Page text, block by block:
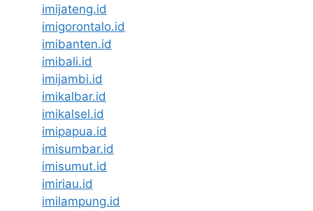
imijateng.id
imigorontalo.id
imibanten.id
imibali.id
imijambi.id
imikalbar.id
imikalsel.id
imipapua.id
imisumbar.id
imisumut.id
imiriau.id
imilampung.id